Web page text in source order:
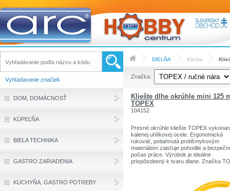
DIELŇA Kliešte
Značka:
Kliešte dlhe okrúhle mini 125
TOPEX
104152
Presné okrúhle kliešte TOPEX
kalenej uhlíkovej ocele. Ergonomická
rukoväť, potiahnutá protišmykovým
materiálom zaisťuje pohodlie a
počas práce. Výrobok je ideálne
prispôsobený k tvaru dlane. Značka
pre domácnosť a garáže. Výrobky sú
Vyhľadavanie značiek
DOM, DOMÁCNOSŤ
KÚPEĽŇA
BIELA TECHNIKA
GASTRO ZARIADENIA
KUCHYŇA, GASTRO POTREBY